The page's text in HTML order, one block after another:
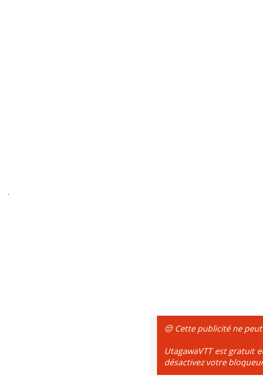
😔 Cette publicité ne
UtagawaVTT est gratuit
désactivez votre